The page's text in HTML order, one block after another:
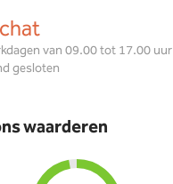
van 09.00 tot 17.00 uur
gesloten
waarderen